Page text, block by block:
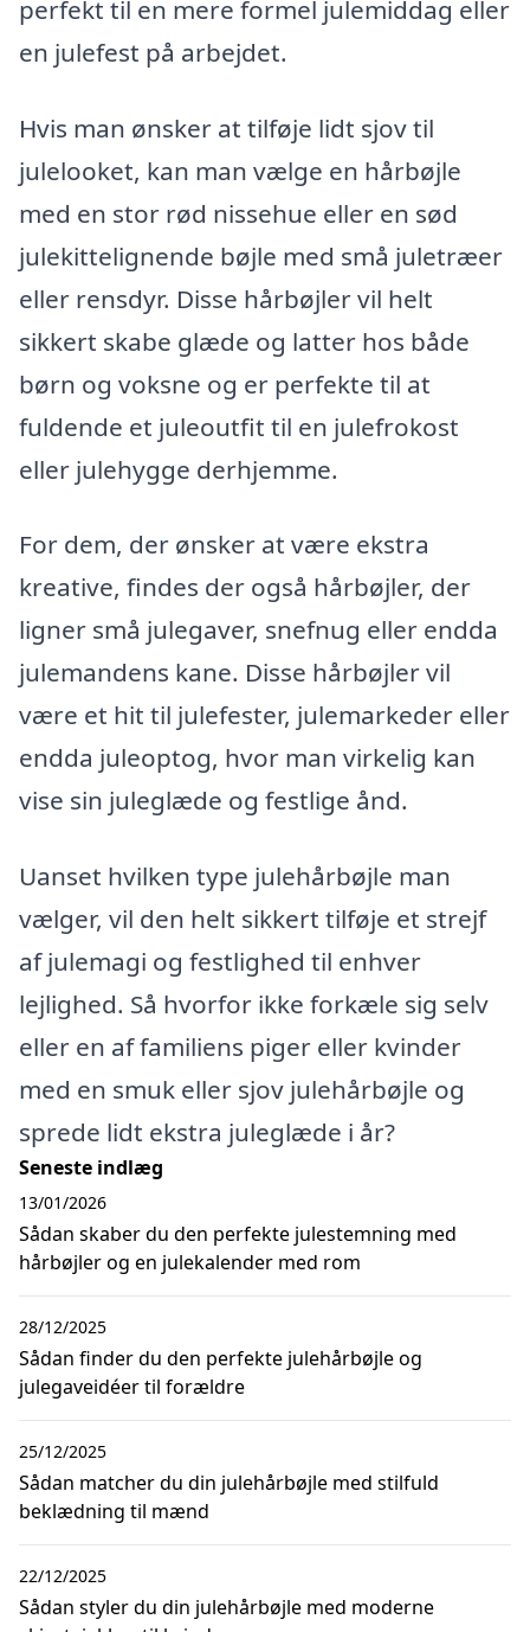
perfekt til en mere formel julemiddag eller
en julefest på arbejdet.
Hvis man ønsker at tilføje lidt sjov til
julelooket, kan man vælge en hårbøjle
med en stor rød nissehue eller en sød
julekittelignende bøjle med små juletræer
eller rensdyr. Disse hårbøjler vil helt
sikkert skabe glæde og latter hos både
børn og voksne og er perfekte til at
fuldende et juleoutfit til en julefrokost
eller julehygge derhjemme.
For dem, der ønsker at være ekstra
kreative, findes der også hårbøjler, der
ligner små julegaver, snefnug eller endda
julemandens kane. Disse hårbøjler vil
være et hit til julefester, julemarkeder eller
endda juleoptog, hvor man virkelig kan
vise sin juleglæde og festlige ånd.
Uanset hvilken type julehårbøjle man
vælger, vil den helt sikkert tilføje et strejf
af julemagi og festlighed til enhver
lejlighed. Så hvorfor ikke forkæle sig selv
eller en af familiens piger eller kvinder
med en smuk eller sjov julehårbøjle og
sprede lidt ekstra juleglæde i år?
Seneste indlæg
Sådan skaber du den perfekte julestemning med
hårbøjler og en julekalender med rom
13/01/2026
Sådan finder du den perfekte julehårbøjle og
julegaveidéer til forældre
28/12/2025
Sådan matcher du din julehårbøjle med stilfuld
beklædning til mænd
25/12/2025
Sådan styler du din julehårbøjle med moderne
22/12/2025